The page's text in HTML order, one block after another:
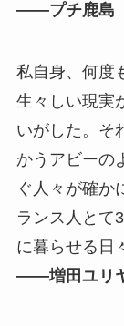
――プチ⿅島
私⾃⾝、何度
⽣々しい現実
いがした。そ
かうアビーの
ぐ⼈々が確か
ランス⼈とて
に暮らせる⽇
――増⽥ユリ